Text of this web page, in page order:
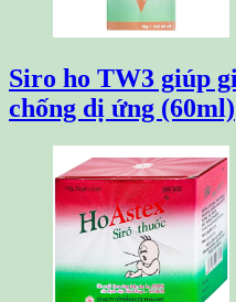
Siro ho TW3 giúp
chống dị ứng (60ml)